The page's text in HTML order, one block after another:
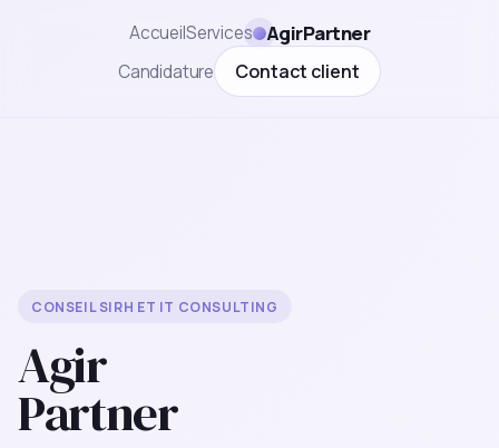
AccueilServices AgirPartner
Candidature Contact client
CONSEIL SIRH ET IT CONSULTING
Agir
Partner